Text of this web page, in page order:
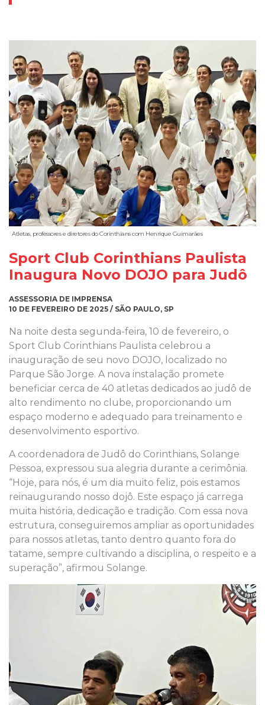
Atletas, professores e diretores do Corinthians com Henrique Guimarães
Sport Club Corinthians Paulista
Inaugura Novo DOJO para Judô
ASSESSORIA DE IMPRENSA
10 DE FEVEREIRO DE 2025 / SÃO PAULO, SP
Na noite desta segunda-feira, 10 de fevereiro, o
Sport Club Corinthians Paulista celebrou a
inauguração de seu novo DOJO, localizado no
Parque São Jorge. A nova instalação promete
beneficiar cerca de 40 atletas dedicados ao judô de
alto rendimento no clube, proporcionando um
espaço moderno e adequado para treinamento e
desenvolvimento esportivo.
A coordenadora de Judô do Corinthians, Solange
Pessoa, expressou sua alegria durante a cerimônia.
“Hoje, para nós, é um dia muito feliz, pois estamos
reinaugurando nosso dojô. Este espaço já carrega
muita história, dedicação e tradição. Com essa nova
estrutura, conseguiremos ampliar as oportunidades
para nossos atletas, tanto dentro quanto fora do
tatame, sempre cultivando a disciplina, o respeito e a
superação”, afirmou Solange.